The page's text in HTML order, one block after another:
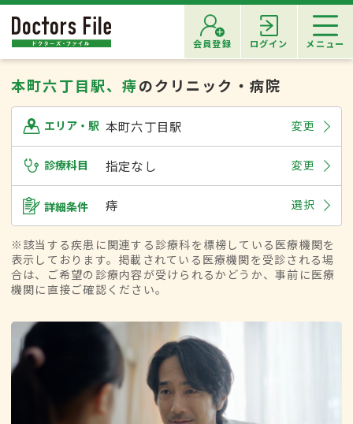
会員登録 ログイン メニュー
本町六丁目駅、痔のクリニック・病院
エリア・駅 本町六丁目駅 変更
診療科目 指定なし 変更
詳細条件 痔 選択
※該当する疾患に関連する診療科を標榜している医療機関を
表示しております。掲載されている医療機関を受診される場
合は、ご希望の診療内容が受けられるかどうか、事前に医療
機関に直接ご確認ください。